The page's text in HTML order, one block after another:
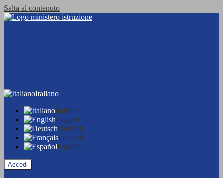
Salta al contenuto
Italiano
Italiano
English
Deutsch
Français
Español
Accedi